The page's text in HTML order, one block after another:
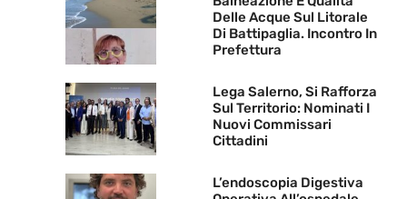
Delle Acque Sul Litorale
Di Battipaglia. Incontro In
Prefettura
Lega Salerno, Si Rafforza
Sul Territorio: Nominati I
Nuovi Commissari
Cittadini
L’endoscopia Digestiva